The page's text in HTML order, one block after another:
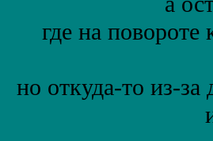
где на
но откуда-то из-